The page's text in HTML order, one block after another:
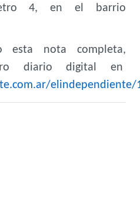
4, en el barrio
esta nota completa,
diario digital en
elindependiente/